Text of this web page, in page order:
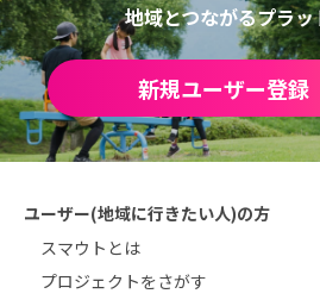
地域とつながるプラ
新規ユーザー登録
ユーザー(地域に行きたい人)の方
スマウトとは
プロジェクトをさがす